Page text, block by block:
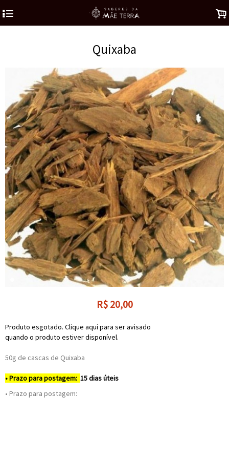
4 .
Quixaba
R$ 20,00
Produto esgotado. Clique aqui para ser avisado
quando o produto estiver disponível.
50g de cascas de Quixaba
• Prazo para postagem: 15 dias úteis
• Prazo para postagem: